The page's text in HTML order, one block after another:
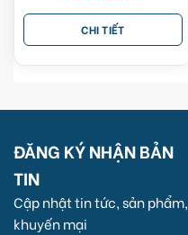
CHI TIẾT
ĐĂNG KÝ NHẬN BẢN
TIN
Cập nhật tin tức, sản phẩm,
khuyến mại